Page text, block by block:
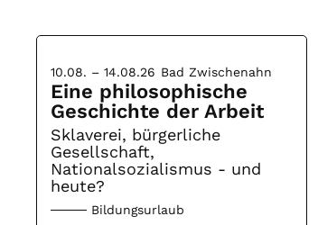
10.08. – 14.08.26 Bad Zwischenahn
Eine philosophische
Geschichte der Arbeit
Sklaverei, bürgerliche
Gesellschaft,
Nationalsozialismus - und
heute?
Bildungsurlaub